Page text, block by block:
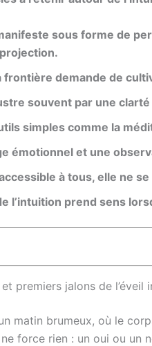
sous forme de
frontière demande de
souvent par une
simples comme la
émotionnel et une
à tous, elle ne
l’intuition prend sens
premiers jalons de
matin brumeux, où le
force rien : un oui ou un